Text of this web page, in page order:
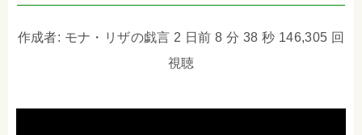
作成者: モナ・リザの戯言 2 日前 8 分 38 秒 146,305 回
視聴